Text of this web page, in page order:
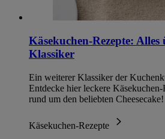
Käsekuchen-Rezepte: Alles
Klassiker
Ein weiterer Klassiker der
Entdecke hier leckere
rund um den beliebten Cheesecake!
Käsekuchen-Rezepte